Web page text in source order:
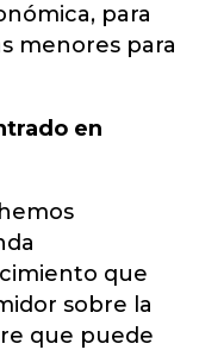
para
menores para
en
que
sobre la
que puede